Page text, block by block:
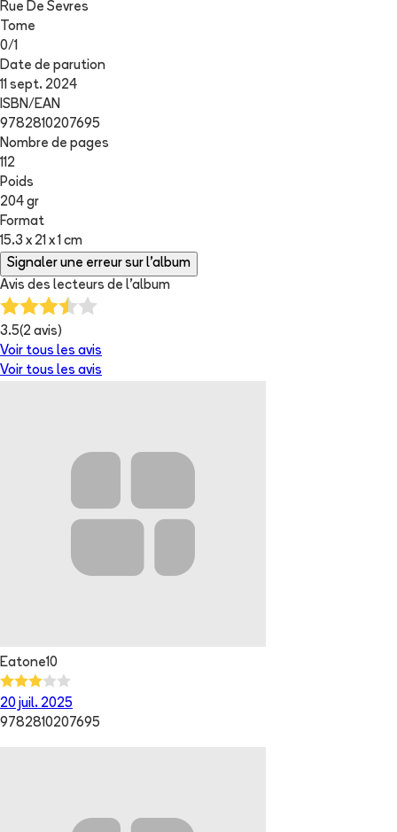
Rue De Sevres
Tome
0/1
Date de parution
11 sept. 2024
ISBN/EAN
9782810207695
Nombre de pages
112
Poids
204 gr
Format
15.3 x 21 x 1 cm
Signaler une erreur sur l'album
Avis des lecteurs de l'album
3.5(2 avis)
Voir tous les avis
Voir tous les avis
Eatone10
20 juil. 2025
9782810207695